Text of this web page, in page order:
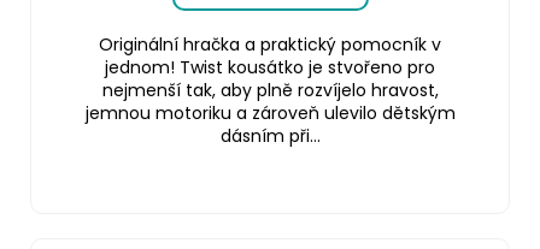
Originální hračka a praktický pomocník v
jednom! Twist kousátko je stvořeno pro
nejmenší tak, aby plně rozvíjelo hravost,
jemnou motoriku a zároveň ulevilo dětským
dásním při...